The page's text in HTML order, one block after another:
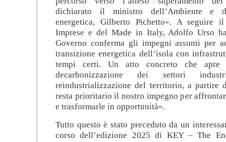
dichiarato il ministro dell’Ambiente e
energetica, Gilberto Pichetto». A seguire
Imprese e del Made in Italy, Adolfo Urso
Governo conferma gli impegni assunti per
transizione energetica dell’isola con
tempi certi. Un atto concreto che apre
decarbonizzazione dei settori
reindustrializzazione del territorio, a partire
resta prioritario il nostro impegno per
e trasformarle in opportunità».
Tutto questo è stato preceduto da un
corso dell’edizione 2025 di KEY – The